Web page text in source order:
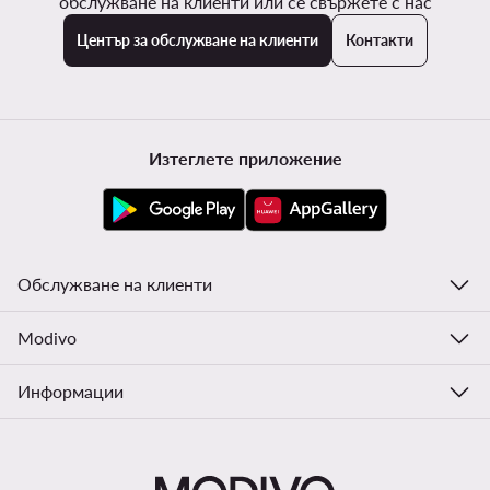
Център за обслужване на клиенти Контакти
Изтеглете приложение
Обслужване на клиенти
Modivo
Информации